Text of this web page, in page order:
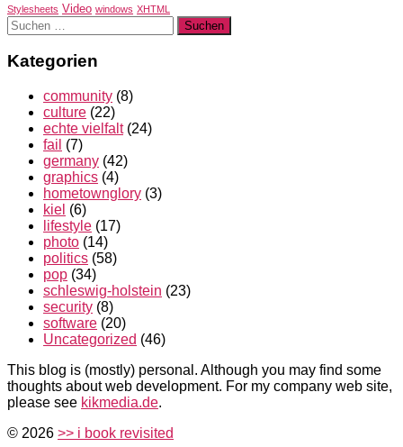
Stylesheets Video windows XHTML
Suchen
nach:
Kategorien
community (8)
culture (22)
echte vielfalt(24)
fail (7)
germany (42)
graphics (4)
hometownglory (3)
kiel (6)
lifestyle (17)
photo (14)
politics (58)
pop (34)
schleswig-holstein (23)
security (8)
software (20)
Uncategorized (46)
This blog is (mostly) personal. Although you may find some
thoughts about web development. For my company web site,
please see kikmedia.de.
© 2026 >> i book revisited